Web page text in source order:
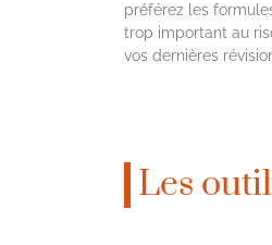
préférez les
trop important au
vos dernières
Les